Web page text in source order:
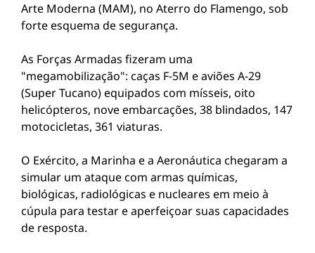
Arte Moderna (MAM), no Aterro do Flamengo, sob
forte esquema de segurança.
As Forças Armadas fizeram uma
"megamobilização": caças F-5M e aviões A-29
(Super Tucano) equipados com mísseis, oito
helicópteros, nove embarcações, 38 blindados, 147
motocicletas, 361 viaturas.
O Exército, a Marinha e a Aeronáutica chegaram a
simular um ataque com armas químicas,
biológicas, radiológicas e nucleares em meio à
cúpula para testar e aperfeiçoar suas capacidades
de resposta.